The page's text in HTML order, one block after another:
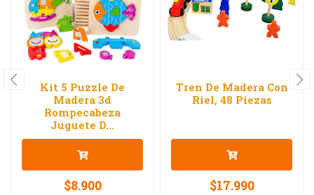
Kit 5 Puzzle De
Madera 3d
Rompecabeza
Juguete D...
$8.900
Tren De Madera Con
Riel, 48 Piezas
$17.990